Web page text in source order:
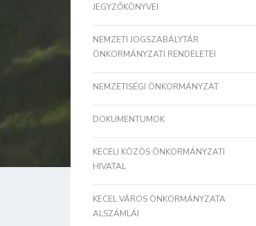
JEGYZŐKÖNYVEI
NEMZETI JOGSZABÁLYTÁR
ÖNKORMÁNYZATI RENDELETEI
NEMZETISÉGI ÖNKORMÁNYZAT
DOKUMENTUMOK
KECELI KÖZÖS ÖNKORMÁNYZATI
HIVATAL
KECEL VÁROS ÖNKORMÁNYZATA
ALSZÁMLÁI